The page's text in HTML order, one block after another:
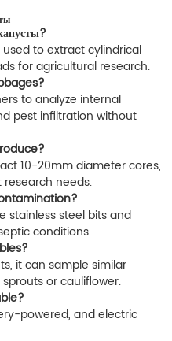
to extract cylindrical
for agricultural research.
to analyze internal
pest infiltration without
10-20mm diameter cores,
needs.
stainless steel bits and
conditions.
it can sample similar
or cauliflower.
powered, and electric